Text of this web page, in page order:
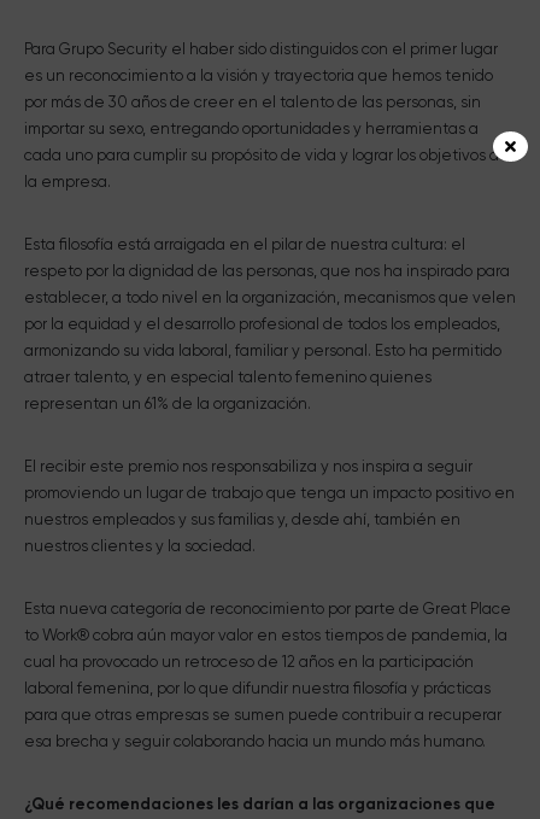
Para Grupo Security el haber sido distinguidos con el primer lugar
es un reconocimiento a la visión y trayectoria que hemos tenido
por más de 30 años de creer en el talento de las personas, sin
importar su sexo, entregando oportunidades y herramientas a
cada uno para cumplir su propósito de vida y lograr los objetivos de
la empresa.
Esta filosofía está arraigada en el pilar de nuestra cultura: el
respeto por la dignidad de las personas, que nos ha inspirado para
establecer, a todo nivel en la organización, mecanismos que velen
por la equidad y el desarrollo profesional de todos los empleados,
armonizando su vida laboral, familiar y personal. Esto ha permitido
atraer talento, y en especial talento femenino quienes
representan un 61% de la organización.
El recibir este premio nos responsabiliza y nos inspira a seguir
promoviendo un lugar de trabajo que tenga un impacto positivo en
nuestros empleados y sus familias y, desde ahí, también en
nuestros clientes y la sociedad.
Esta nueva categoría de reconocimiento por parte de Great Place
to Work® cobra aún mayor valor en estos tiempos de pandemia, la
cual ha provocado un retroceso de 12 años en la participación
laboral femenina, por lo que difundir nuestra filosofía y prácticas
para que otras empresas se sumen puede contribuir a recuperar
esa brecha y seguir colaborando hacia un mundo más humano.
¿Qué recomendaciones les darían a las organizaciones que